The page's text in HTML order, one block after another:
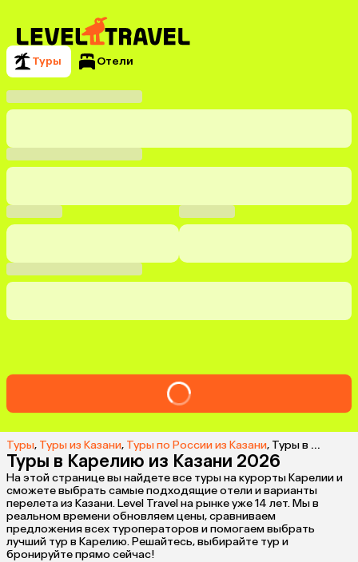
Туры Отели
Туры, Туры из Казани, Туры по России из Казани, Туры в Карелию из Казани
Туры в Карелию из Казани 2026
На этой странице вы найдете все туры на курорты Карелии и
сможете выбрать самые подходящие отели и варианты
перелета из Казани. Level Travel на рынке уже 14 лет. Мы в
реальном времени обновляем цены, сравниваем
предложения всех туроператоров и помогаем выбрать
лучший тур в Карелию. Решайтесь, выбирайте тур и
бронируйте прямо сейчас!